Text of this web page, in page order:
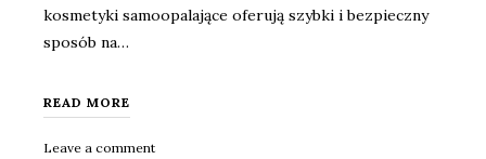
kosmetyki samoopalające oferują szybki i bezpieczny
sposób na…
READ MORE
Leave a comment